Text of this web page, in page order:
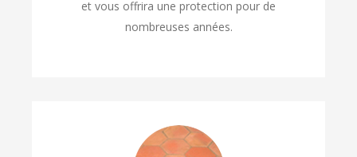
et vous offrira une protection pour de
nombreuses années.